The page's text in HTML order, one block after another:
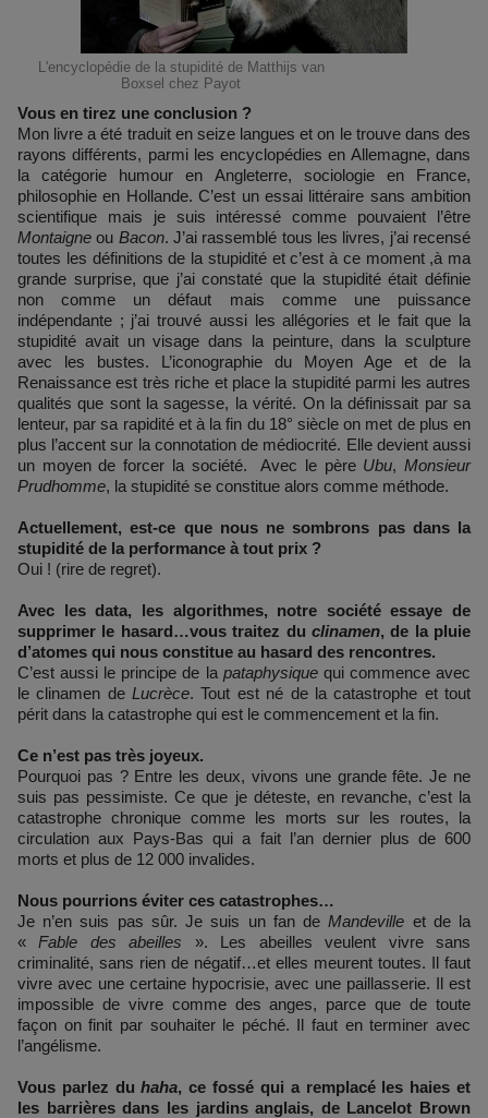
L'encyclopédie de la stupidité de Matthijs van
Boxsel chez Payot
Vous en tirez une conclusion ?
Mon livre a été traduit en seize langues et on le trouve dans des
rayons différents, parmi les encyclopédies en Allemagne, dans
la catégorie humour en Angleterre, sociologie en France,
philosophie en Hollande. C’est un essai littéraire sans ambition
scientifique mais je suis intéressé comme pouvaient l’être
Montaigne ou Bacon. J’ai rassemblé tous les livres, j’ai recensé
toutes les définitions de la stupidité et c’est à ce moment ,à ma
grande surprise, que j’ai constaté que la stupidité était définie
non comme un défaut mais comme une puissance
indépendante ; j’ai trouvé aussi les allégories et le fait que la
stupidité avait un visage dans la peinture, dans la sculpture
avec les bustes. L’iconographie du Moyen Age et de la
Renaissance est très riche et place la stupidité parmi les autres
qualités que sont la sagesse, la vérité. On la définissait par sa
lenteur, par sa rapidité et à la fin du 18° siècle on met de plus en
plus l’accent sur la connotation de médiocrité. Elle devient aussi
un moyen de forcer la société. Avec le père Ubu,Monsieur
Prudhomme, la stupidité se constitue alors comme méthode.
Actuellement, est-ce que nous ne sombrons pas dans la
stupidité de la performance à tout prix ?
Oui ! (rire de regret).
Avec les data, les algorithmes, notre société essaye de
supprimer le hasard…vous traitez du clinamen, de la pluie
d’atomes qui nous constitue au hasard des rencontres.
C’est aussi le principe de la pataphysique qui commence avec
le clinamen deLucrèce. Tout est né de la catastrophe et tout
périt dans la catastrophe qui est le commencement et la fin.
Ce n’est pas très joyeux.
Pourquoi pas ? Entre les deux, vivons une grande fête. Je ne
suis pas pessimiste. Ce que je déteste, en revanche, c’est la
catastrophe chronique comme les morts sur les routes, la
circulation aux Pays-Bas qui a fait l’an dernier plus de 600
morts et plus de 12 000 invalides.
Nous pourrions éviter ces catastrophes…
Je n’en suis pas sûr. Je suis un fan deMandeville et de la
«Fable des abeilles ». Les abeilles veulent vivre sans
criminalité, sans rien de négatif…et elles meurent toutes. Il faut
vivre avec une certaine hypocrisie, avec une paillasserie. Il est
impossible de vivre comme des anges, parce que de toute
façon on finit par souhaiter le péché. Il faut en terminer avec
l’angélisme.
Vous parlez duhaha, ce fossé qui a remplacé les haies et
les barrières dans les jardins anglais, de Lancelot Brown